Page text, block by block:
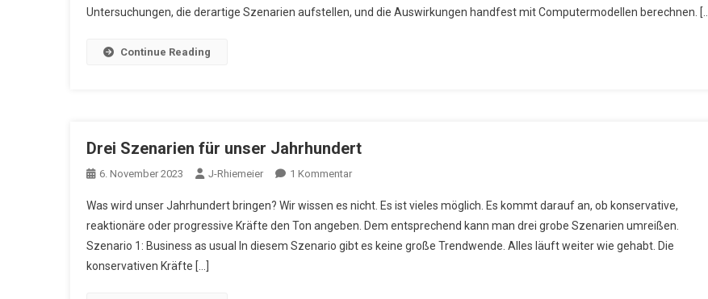
Jahrhundert
Untersuchungen, die derartige Szenarien aufstellen, und die Auswirkungen handfest mit Computermodellen berechnen. […]
Continue Reading
Drei Szenarien für unser Jahrhundert
6. November 2023 J-Rhiemeier 1 KommentarZu
Szenarien
Für
Unser
Was wird unser Jahrhundert bringen? Wir wissen es nicht. Es ist vieles möglich. Es kommt darauf an, ob konservative,
reaktionäre oder progressive Kräfte den Ton angeben. Dem entsprechend kann man drei grobe Szenarien umreißen.
Szenario 1: Business as usual In diesem Szenario gibt es keine große Trendwende. Alles läuft weiter wie gehabt. Die
konservativen Kräfte […]